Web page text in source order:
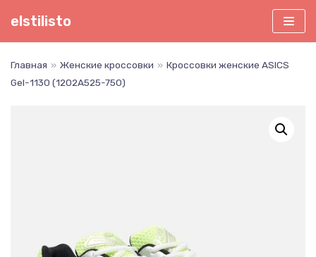
Перейти
elstilisto
Главная » Женские кроссовки » Кроссовки женские ASICS
Gel-1130 (1202A525-750)